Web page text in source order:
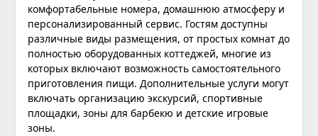
комфортабельные номера, домашнюю атмосферу и
персонализированный сервис. Гостям доступны
различные виды размещения, от простых комнат до
полностью оборудованных коттеджей, многие из
которых включают возможность самостоятельного
приготовления пищи. Дополнительные услуги могут
включать организацию экскурсий, спортивные
площадки, зоны для барбекю и детские игровые
зоны.